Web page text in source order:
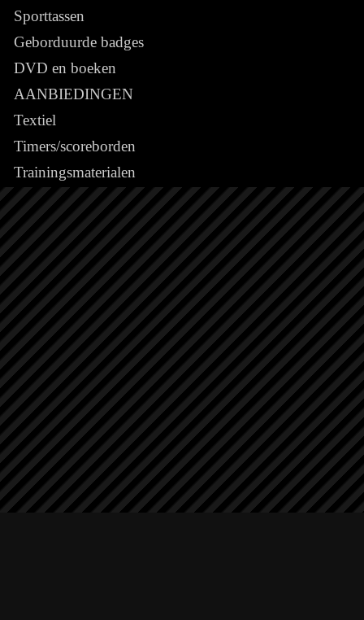
Sporttassen
Geborduurde badges
DVD en boeken
AANBIEDINGEN
Textiel
Timers/scoreborden
Trainingsmaterialen